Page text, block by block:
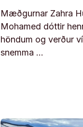
Mæðgurnar Zahra
Mohamed dóttir
höndum og verður
snemma …